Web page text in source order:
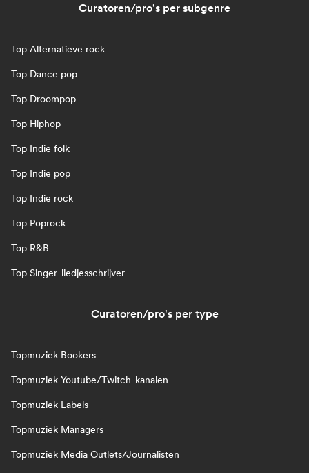
Curatoren/pro's per subgenre
Top Alternatieve rock
Top Dance pop
Top Droompop
Top Hiphop
Top Indie folk
Top Indie pop
Top Indie rock
Top Poprock
Top R&B
Top Singer-liedjesschrijver
Curatoren/pro's per type
Topmuziek Bookers
Topmuziek Youtube/Twitch-kanalen
Topmuziek Labels
Topmuziek Managers
Topmuziek Media Outlets/Journalisten